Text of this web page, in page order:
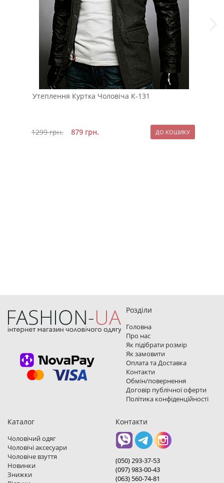
Утеплення Куртка Чоловіча К-131
1299грн. 879 грн.
Розділи
Головна
Про нас
Як підібрати розмір
Як замовити
Оплата та Доставка
Контакти
Обмін/повернення
Договір публічної оферти
Політика конфіденційності
Каталог
Чоловічий одяг
Чоловічі аксесуари
Чоловіче взуття
Новинки
Знижки
Контакти
(050) 293-37-53
(097) 983-00-43
(063) 560-74-81